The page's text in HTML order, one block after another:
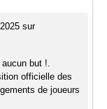
sur
but !.
officielle des
de joueurs